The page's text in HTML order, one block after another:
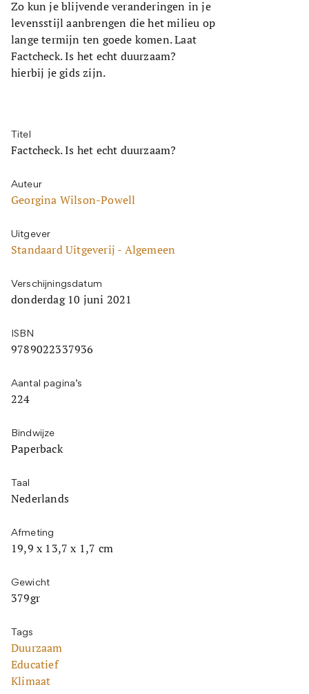
Zo kun je blijvende veranderingen in je
levensstijl aanbrengen die het milieu op
lange termijn ten goede komen. Laat
Factcheck. Is het echt duurzaam?
hierbij je gids zijn.
Titel
Factcheck. Is het echt duurzaam?
Auteur
Georgina Wilson-Powell
Uitgever
Standaard Uitgeverij - Algemeen
Verschijningsdatum
donderdag 10 juni 2021
ISBN
9789022337936
Aantal pagina’s
224
Bindwijze
Paperback
Taal
Nederlands
Afmeting
19,9 x 13,7 x 1,7 cm
Gewicht
379gr
Tags
Duurzaam
Educatief
Klimaat